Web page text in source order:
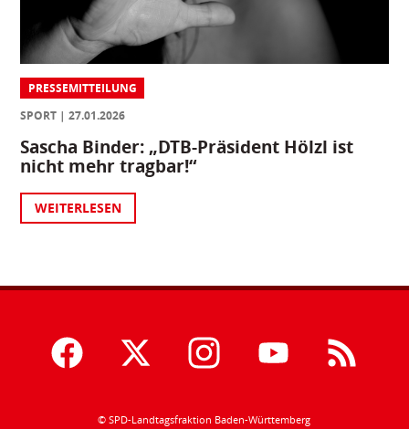
PRESSEMITTEILUNG
SPORT
27.01.2026
Sascha Binder: „DTB-Präsident Hölzl ist
nicht mehr tragbar!“
WEITERLESEN
© SPD-Landtagsfraktion Baden-Württemberg